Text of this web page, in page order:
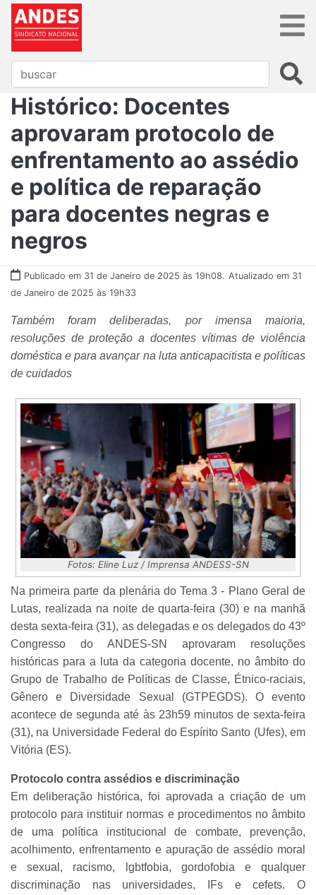
Histórico: Docentes
aprovaram protocolo de
enfrentamento ao assédio
e política de reparação
para docentes negras e
negros
Publicado em 31 de Janeiro de 2025 às 19h08. Atualizado em 31
de Janeiro de 2025 às 19h33
Também foram deliberadas, por imensa maioria,
resoluções de proteção a docentes vítimas de violência
doméstica e para avançar na luta anticapacitista e políticas
de cuidados
Fotos: Eline Luz / Imprensa ANDESS-SN
Na primeira parte da plenária do Tema 3 - Plano Geral de
Lutas, realizada na noite de quarta-feira (30) e na manhã
desta sexta-feira (31), as delegadas e os delegados do 43º
Congresso do ANDES-SN aprovaram resoluções
históricas para a luta da categoria docente, no âmbito do
Grupo de Trabalho de Políticas de Classe, Étnico-raciais,
Gênero e Diversidade Sexual (GTPEGDS). O evento
acontece de segunda até às 23h59 minutos de sexta-feira
(31), na Universidade Federal do Espírito Santo (Ufes), em
Vitória (ES).
Protocolo contra assédios e discriminação
Em deliberação histórica, foi aprovada a criação de um
protocolo para instituir normas e procedimentos no âmbito
de uma política institucional de combate, prevenção,
acolhimento, enfrentamento e apuração de assédio moral
e sexual, racismo, lgbtfobia, gordofobia e qualquer
discriminação nas universidades, IFs e cefets. O